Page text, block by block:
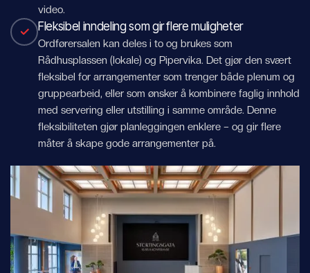
video.
Fleksibel inndeling som gir flere muligheter
Ordførersalen kan deles i to og brukes som
Rådhusplassen (lokale) og Pipervika. Det gjør den svært
fleksibel for arrangementer som trenger både plenum og
gruppearbeid, eller som ønsker å kombinere faglig innhold
med servering eller utstilling i samme område. Denne
fleksibiliteten gjør planleggingen enklere – og gir flere
måter å skape gode arrangementer på.